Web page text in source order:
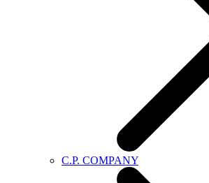
C.P. COMPANY